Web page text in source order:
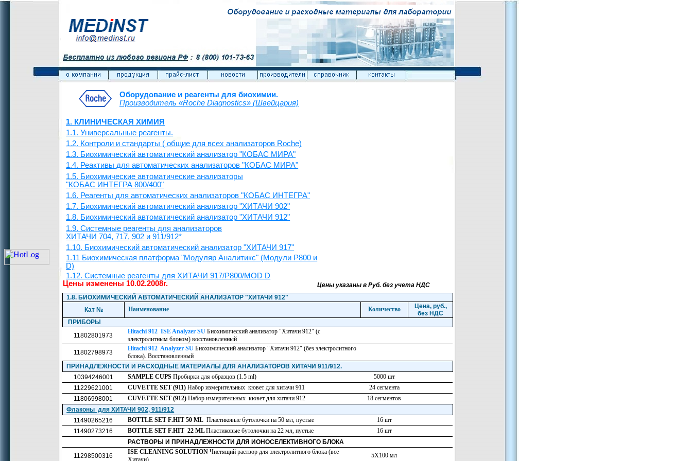
Цены указаны в Руб. без учета НДС
Оборудование и реагенты для биохимии.
Производитель «Roche Diagnostics» (Швейцария)
1.8. БИОХИМИЧЕСКИЙ АВТОМАТИЧЕСКИЙ АНАЛИЗАТОР "ХИТАЧИ 912"
Кат №
Наименование Количество
Цена, руб.,
без НДС
ПРИБОРЫ
11802801973
Hitachi 912 ISE Analyzer SUБиохимический анализатор "Хитачи 912" (с
электролитным блоком) восстановленный
11802798973
Hitachi 912 Analyzer SU Биохимический анализатор "Хитачи 912" (без электролитного
блока). Восстановленный
ПРИНАДЛЕЖНОСТИ И РАСХОДНЫЕ МАТЕРИАЛЫ ДЛЯ АНАЛИЗАТОРОВ ХИТАЧИ 911/912.
10394246001
SAMPLE CUPSПробирки для образцов (1.5 ml)
5000 шт
11229621001
CUVETTE SET (911)Набор измерительных кювет для хитачи 911
24 сегмента
11806998001
CUVETTE SET (912)Набор измерительных кювет для хитачи 912
18 сегментов
Флаконы для ХИТАЧИ 902, 911/912
11490265216
BOTTLE SET F.HIT 50ML Пластиковые бутолочки на 50 мл, пустые
16 шт
11490273216
BOTTLE SET F.HIT 22MLПластиковые бутолочки на 22 мл, пустые
16 шт
РАСТВОРЫ И ПРИНАДЛЕЖНОСТИ ДЛЯ ИОНОСЕЛЕКТИВНОГО БЛОКА
11298500316
ISE CLEANING SOLUTIONЧистящий раствор для электролитного блока (все
Хитачи)
5X100 мл
1. КЛИНИЧЕСКАЯ ХИМИЯ
1.1. Универсальные реагенты.
1.2. Контроли и стандарты ( общие для всех анализаторов Roche)
1.3. Биохимический автоматический анализатор "КОБАС МИРА"
1.4. Реактивы для автоматических анализаторов "КОБАС МИРА"
1.5. Биохимические автоматические анализаторы
"КОБАС ИНТЕГРА 800/400"
1.6. Реагенты для автоматических анализаторов "КОБАС ИНТЕГРА"
1.7. Биохимический автоматический анализатор "ХИТАЧИ 902"
1.8. Биохимический автоматический анализатор "ХИТАЧИ 912"
1.9. Системные реагенты для анализаторов
ХИТАЧИ 704, 717, 902 и 911/912*
1.10. Биохимический автоматический анализатор "ХИТАЧИ 917"
1.11 Биохимическая платформа "Модуляр Аналитикс" (Модули Р800 и
D)
1.12. Системные реагенты для ХИТАЧИ 917/P800/MOD D
Цены изменены 10.02.2008г.